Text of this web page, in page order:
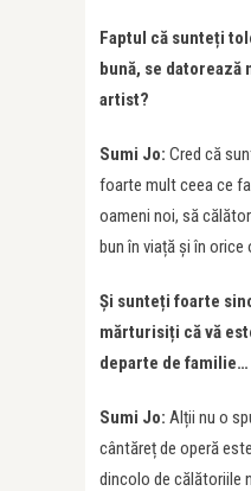
Faptul că sunteți
bună, se
artist?
Sumi Jo: Cred că
foarte mult ceea ce
oameni noi, să
bun în viață și în
Și sunteți foarte
mărturisiți că vă
departe de familie…
Sumi Jo: Alții nu o
cântăreț de operă
dincolo de călătoriile